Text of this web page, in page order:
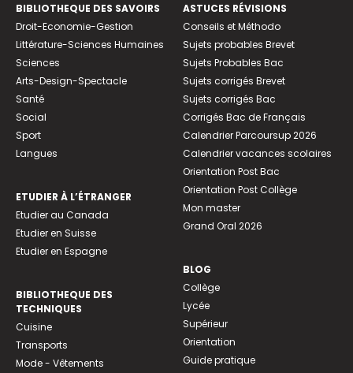
BIBLIOTHEQUE DES SAVOIRS
Droit-Economie-Gestion
Littérature-Sciences Humaines
Sciences
Arts-Design-Spectacle
Santé
Social
Sport
Langues
ETUDIER À L’ÉTRANGER
Etudier au Canada
Etudier en Suisse
Etudier en Espagne
BIBLIOTHEQUE DES
TECHNIQUES
Cuisine
Transports
Mode - Vêtements
ASTUCES RÉVISIONS
Conseils et Méthodo
Sujets probables Brevet
Sujets Probables Bac
Sujets corrigés Brevet
Sujets corrigés Bac
Corrigés Bac de Français
Calendrier Parcoursup 2026
Calendrier vacances scolaires
Orientation Post Bac
Orientation Post Collège
Mon master
Grand Oral 2026
BLOG
Collège
Lycée
Supérieur
Orientation
Guide pratique